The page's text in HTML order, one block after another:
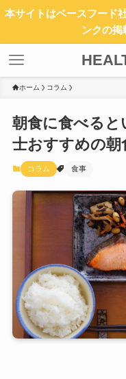
本サイトはベースフード
ンクの
ホーム コラム
朝食に食べると
士おすすめの
コラム 食事